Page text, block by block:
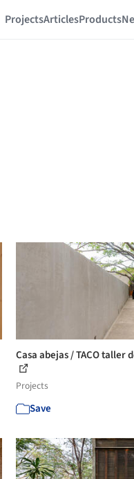
ProjectsArticlesProducts
Casa abejas / TACO
Projects
Save